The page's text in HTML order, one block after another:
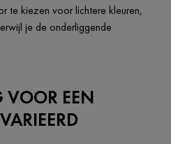
te kiezen voor lichtere kleuren,
je de onderliggende
VOOR EEN